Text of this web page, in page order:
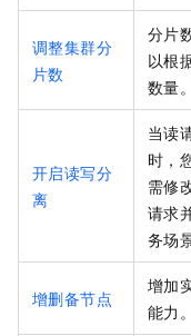
调整集群分
片数
分片
以根
数量。
开启读写分
离
当读
时，
需修
请求
务场
增删备节点
增加
能力。